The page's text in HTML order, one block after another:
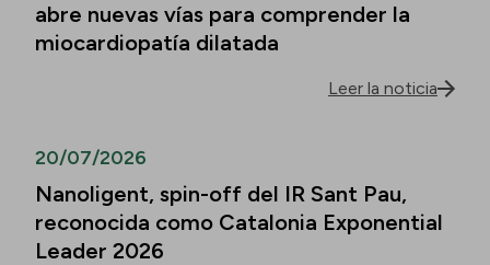
abre nuevas vías para comprender la
miocardiopatía dilatada
Leer la noticia
20/07/2026
Nanoligent, spin-off del IR Sant Pau,
reconocida como Catalonia Exponential
Leader 2026